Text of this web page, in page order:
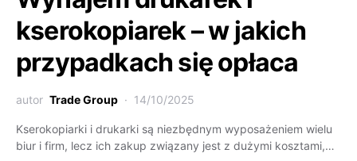
kserokopiarek – w jakich
przypadkach się opłaca
autor Trade Group 14/10/2025
Kserokopiarki i drukarki są niezbędnym wyposażeniem wielu
biur i firm, lecz ich zakup związany jest z dużymi kosztami,…